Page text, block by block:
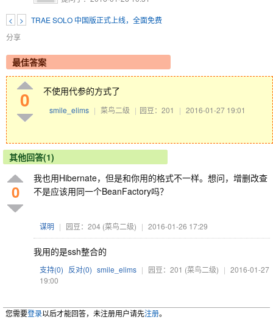
< >
TRAE SOLO 中国版正式上线，全面免费
分享
最佳答案
0 不使用代参的方式了
smile_elims | 菜鸟二级 | 园豆：201 | 2016-01-27 19:01
其他回答(1)
0
我也用Hibernate，但是和你用的格式不一样。想问，增删改查
不是应该用同一个BeanFactory吗？
谋明 | 园豆：204 (菜鸟二级) | 2016-01-26 17:29
我用的是ssh整合的
支持(0) 反对(0) smile_elims | 园豆：201 (菜鸟二级) | 2016-01-27
19:00
您需要登录以后才能回答，未注册用户请先注册。